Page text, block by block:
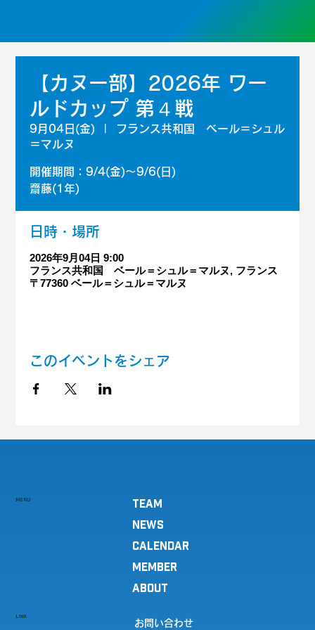
【カヌー部】2026年 ワー
ルドカップ 第４戦
9月04日(金)
フランス共和国 ベール＝シュル
＝マルヌ
開催期間：9/4(金)～9/6(日)
齋藤(1年)
日時・場所
2026年9月04日 9:00
フランス共和国 ベール＝シュル＝マルヌ, フランス
〒77360 ベール＝シュル＝マルヌ
このイベントをシェア
MENU
TEAM
NEWS
CALENDAR
MEMBER
ABOUT
LINK
お問い合わせ